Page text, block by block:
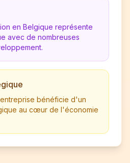
en Belgique représente
avec de nombreuses
bénéficie d'un
au cœur de l'économie